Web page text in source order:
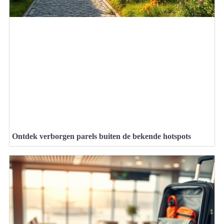
Ontdek verborgen parels buiten de bekende hotspots